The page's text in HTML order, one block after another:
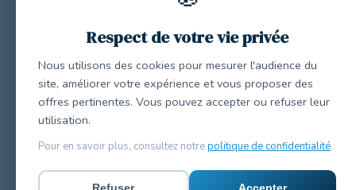
Respect de votre vie privée
Nous utilisons des cookies pour mesurer l'audience du
site, améliorer votre expérience et vous proposer des
offres pertinentes. Vous pouvez accepter ou refuser leur
utilisation.
Pour en savoir plus, consultez notrepolitique de confidentialité.